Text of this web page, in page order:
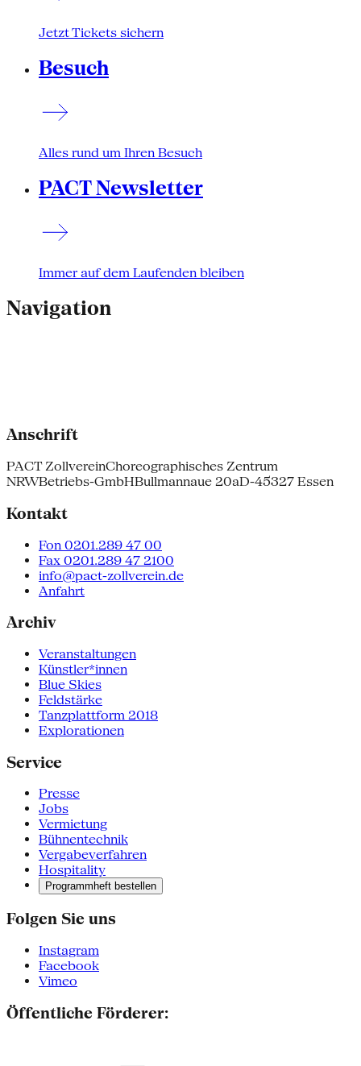
Jetzt Tickets sichern
Besuch
Alles rund um Ihren Besuch
PACT Newsletter
Immer auf dem Laufenden bleiben
Navigation
Anschrift
PACT ZollvereinChoreographisches Zentrum
NRWBetriebs-GmbHBullmannaue 20aD-45327 Essen
Kontakt
Fon 0201.289 47 00
Fax 0201.289 47 2100
info@pact-zollverein.de
Anfahrt
Archiv
Veranstaltungen
Künstler*innen
Blue Skies
Feldstärke
Tanzplattform 2018
Explorationen
Service
Presse
Jobs
Vermietung
Bühnentechnik
Vergabeverfahren
Hospitality
Programmheft bestellen
Folgen Sie uns
Instagram
Facebook
Vimeo
Öffentliche Förderer: